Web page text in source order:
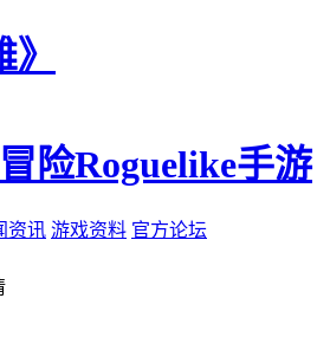
险Roguelike手游
资讯 游戏资料 官方论坛